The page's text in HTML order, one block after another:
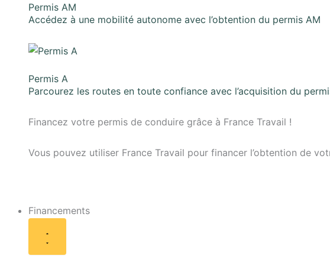
Permis AM
Accédez à une mobilité autonome avec l’obtention du permis AM
Permis A
Parcourez les routes en toute confiance avec l’acquisition du
Financez votre permis de conduire grâce à France Travail !
Vous pouvez utiliser France Travail pour financer l’obtention de
Financements